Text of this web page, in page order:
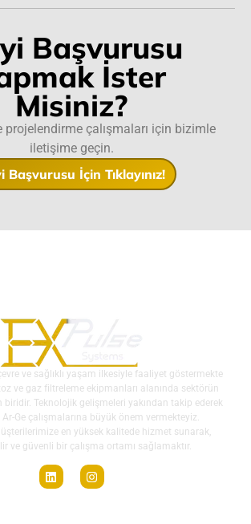
Başvurusu
İster
Misiniz?
projelendirme çalışmaları için bizimle
iletişime geçin.
Başvurusu İçin Tıklayınız!
ve sağlıklı yaşam ilkesiyle faaliyet göstermekte
ve gaz filtreleme ekipmanları alanında sektörün
biridir. Teknolojik gelişmeleri yakından takip ederek
Ge çalışmalarına büyük önem vermekteyiz.
en yüksek kalitede hizmet sunarak,
ve güvenli bir çalışma ortamı sağlamaktır.